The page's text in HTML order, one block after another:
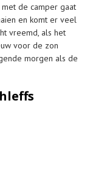
de camper gaat
en komt er veel
vreemd, als het
voor de zon
morgen als de